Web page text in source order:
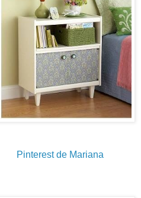
Pinterest de Mariana